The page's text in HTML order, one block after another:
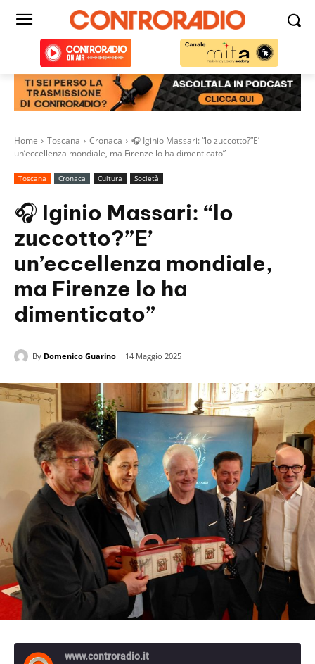
Home Toscana Cronaca
🎧 Iginio Massari: “lo zuccotto?”E’
un’eccellenza mondiale, ma Firenze lo ha dimenticato”
Toscana Cronaca Cultura Società
🎧 Iginio Massari: “lo
zuccotto?”E’
un’eccellenza mondiale,
ma Firenze lo ha
dimenticato”
By Domenico Guarino 14 Maggio 2025
www.controradio.it